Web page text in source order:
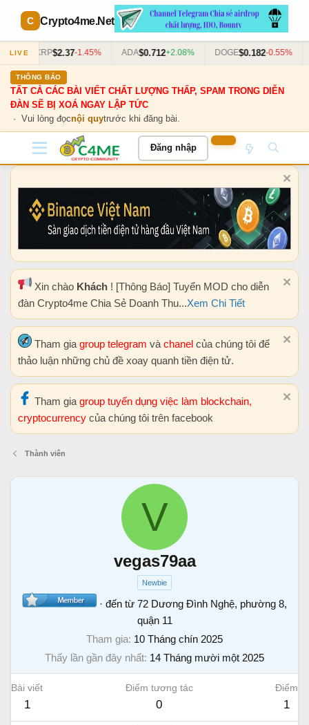
Crypto4me.Net
LIVE XRP$2.37-1.45% ADA$0.712+2.08% DOGE$0.182-0.55%
THÔNG BÁO
TẤT CẢ CÁC BÀI VIẾT CHẤT LƯỢNG THẤP, SPAM TRONG DIỄN
ĐÀN SẼ BỊ XOÁ NGAY LẬP TỨC
· Vui lòng đọcnội quytrước khi đăng bài.
Đăng nhập
Xin chào Khách ! [Thông Báo] Tuyển MOD cho diễn
đàn Crypto4me Chia Sẻ Doanh Thu...Xem Chi Tiết
Tham gia group telegram và chanel của chúng tôi để
thảo luận những chủ đề xoay quanh tiền điện tử.
Tham gia group tuyển dụng việc làm blockchain,
cryptocurrency của chúng tôi trên facebook
Thành viên
V
vegas79aa
Newbie
· đến từ 72 Dương Đình Nghệ, phường 8,
quận 11
Tham gia 10 Tháng chín 2025
Thấy lần gần đây nhất 14 Tháng mười một 2025
Bài viết
1
Điểm tương tác
0
Điểm
1